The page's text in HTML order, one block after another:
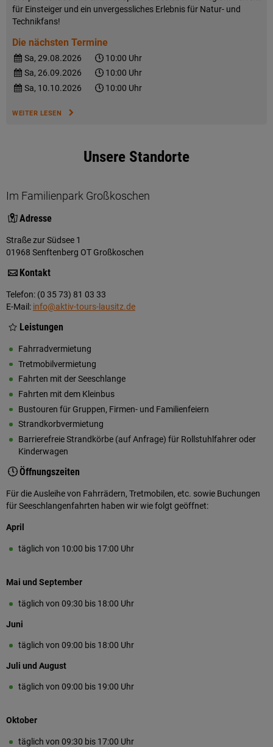
für Einsteiger und ein unvergessliches Erlebnis für Natur- und
Technikfans!
Die nächsten Termine
Sa, 29.08.2026
10:00 Uhr
Sa, 26.09.2026
10:00 Uhr
Sa, 10.10.2026
10:00 Uhr
WEITER LESEN
Unsere Standorte
Im Familienpark Großkoschen
Adresse
Straße zur Südsee 1
01968 Senftenberg OT Großkoschen
Kontakt
Telefon: (0 35 73) 81 03 33
E-Mail: info@aktiv-tours-lausitz.de
Leistungen
Fahrradvermietung
Tretmobilvermietung
Fahrten mit der Seeschlange
Fahrten mit dem Kleinbus
Bustouren für Gruppen, Firmen- und Familienfeiern
Strandkorbvermietung
Barrierefreie Strandkörbe (auf Anfrage) für Rollstuhlfahrer oder
Kinderwagen
Öffnungszeiten
Für die Ausleihe von Fahrrädern, Tretmobilen, etc. sowie Buchungen
für Seeschlangenfahrten haben wir wie folgt geöffnet:
April
täglich von 10:00 bis 17:00 Uhr
Mai und September
täglich von 09:30 bis 18:00 Uhr
Juni
täglich von 09:00 bis 18:00 Uhr
Juli und August
täglich von 09:00 bis 19:00 Uhr
Oktober
täglich von 09:30 bis 17:00 Uhr